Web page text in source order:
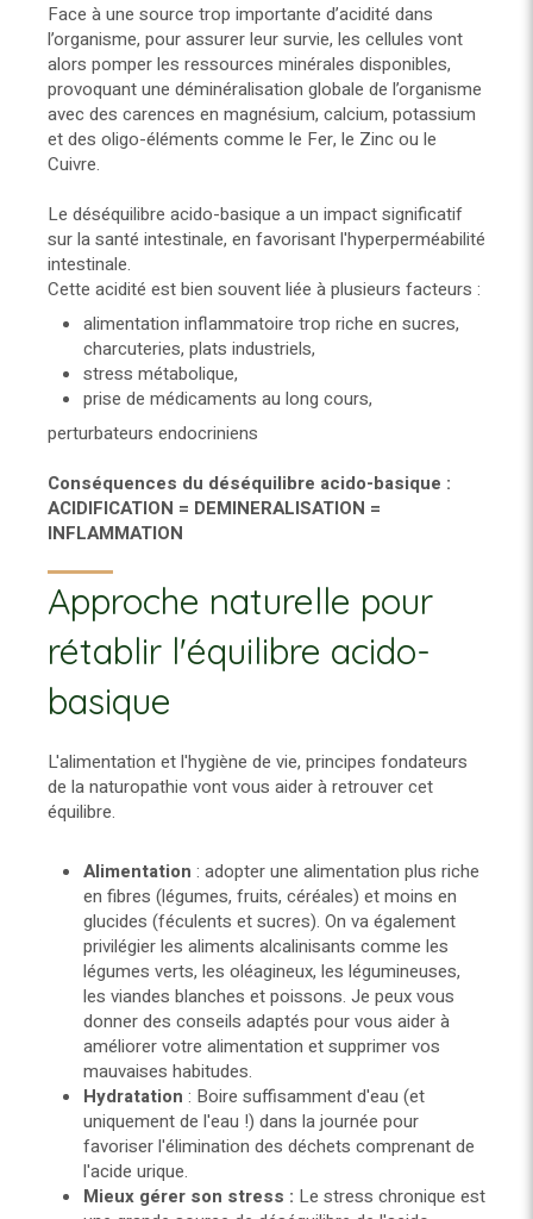
Face à une source trop importante d’acidité dans
l’organisme, pour assurer leur survie, les cellules vont
alors pomper les ressources minérales disponibles,
provoquant une déminéralisation globale de l’organisme
avec des carences en magnésium, calcium, potassium
et des oligo-éléments comme le Fer, le Zinc ou le
Cuivre.
Le déséquilibre acido-basique a un impact significatif
sur la santé intestinale, en favorisant l'hyperperméabilité
intestinale.
Cette acidité est bien souvent liée à plusieurs facteurs :
alimentation inflammatoire trop riche en sucres,
charcuteries, plats industriels,
stress métabolique,
prise de médicaments au long cours,
perturbateurs endocriniens
Conséquences du déséquilibre acido-basique :
ACIDIFICATION = DEMINERALISATION =
INFLAMMATION
Approche naturelle pour
rétablir l'équilibre acido-
basique
L'alimentation et l'hygiène de vie, principes fondateurs
de la naturopathie vont vous aider à retrouver cet
équilibre.
Alimentation : adopter une alimentation plus riche
en fibres (légumes, fruits, céréales) et moins en
glucides (féculents et sucres). On va également
privilégier les aliments alcalinisants comme les
légumes verts, les oléagineux, les légumineuses,
les viandes blanches et poissons. Je peux vous
donner des conseils adaptés pour vous aider à
améliorer votre alimentation et supprimer vos
mauvaises habitudes.
Hydratation : Boire suffisamment d'eau (et
uniquement de l'eau !) dans la journée pour
favoriser l'élimination des déchets comprenant de
l'acide urique.
Mieux gérer son stress : Le stress chronique est